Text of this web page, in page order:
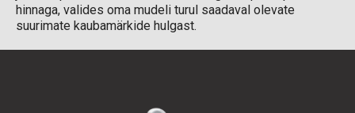
hinnaga, valides oma mudeli turul saadaval olevate
suurimate kaubamärkide hulgast.